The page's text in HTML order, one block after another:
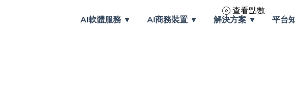
AI軟體服務 ▼ AI商務裝置 ▼ 解決方案 ▼ 平台
查看點數